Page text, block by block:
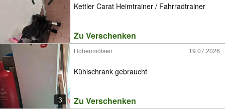
Kettler Carat Heimtrainer / Fahrradtrainer
Zu Verschenken
3
Hohenmölsen 19.07.2026
Kühlschrank gebraucht
Zu Verschenken